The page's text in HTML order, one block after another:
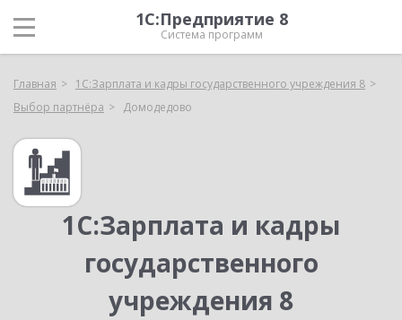
1С:Предприятие 8
Система программ
Главная
1С:Зарплата и кадры государственного учреждения 8
Выбор партнёра
Домодедово
1С:Зарплата и кадры
государственного
учреждения 8